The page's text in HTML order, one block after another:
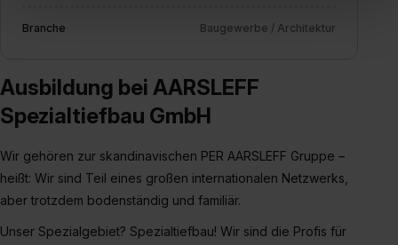
„Social Media und Marketing“ bist du auch damit
erforderliche personenbezogene Daten an Social Media
Dienste, ggfs. mit Sitz in den USA, übermittelt werden.
Eine Erlaubnis hierfür kannst du auch später noch im
Einzelfall bei dem jeweiligen Inhalt erteilen. Willst du nur
Auswahl über die Checkboxen und klick auf „Auswahl
erlauben“. Die Einwilligung zur Platzierung von Cookies
der Kategorien „Präferenzen“, „Statistiken“ und „Social
Branche Baugewerbe / Architektur
Ausbildung bei AARSLEFF
Spezialtiefbau GmbH
Wir gehören zur skandinavischen PER AARSLEFF Gruppe –
heißt: Wir sind Teil eines großen internationalen Netzwerks,
aber trotzdem bodenständig und familiär.
Unser Spezialgebiet? Spezialtiefbau! Wir sind die Profis für